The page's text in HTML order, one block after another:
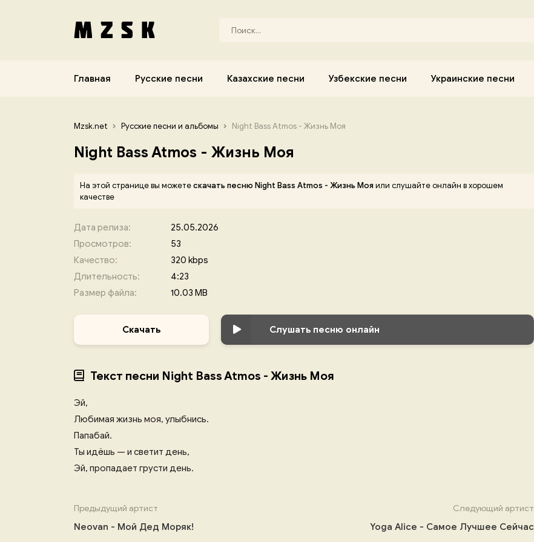
Главная Русские песни Казахские песни Узбекские песни Украинские песни
Mzsk.net Русские песни и альбомы Night Bass Atmos - Жизнь Моя
Night Bass Atmos - Жизнь Моя
На этой странице вы можетескачать песню Night Bass Atmos - Жизнь Мояили слушайте онлайн в хорошем
качестве
Дата релиза:
25.05.2026
Просмотров:
53
Качество:
320 kbps
Длительность:
4:23
Размер файла:
10.03 MB
Скачать Слушать песню онлайн
Текст песни Night Bass Atmos - Жизнь Моя
Эй,
Любимая жизнь моя, улыбнись.
Папабай.
Ты идёшь — и светит день,
Эй, пропадает грусти день.
Предыдущий артист
Neovan - Мой Дед Моряк!
Следующий артист
Yoga Alice - Самое Лучшее Сейчас